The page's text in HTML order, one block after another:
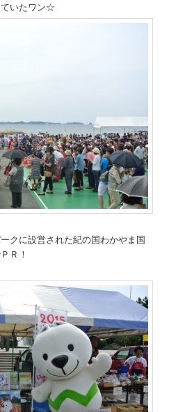
ていたワン☆
クに設営された紀の国わかやま国
Ｒ！